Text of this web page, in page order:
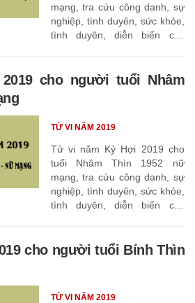
mạng, tra cứu công danh, sự
nghiệp, tình duyên, sức khỏe,
tình duyên, diễn biến các
cho người tuổi Nhâm
Tử vi năm Kỷ Hợi 2019 cho
tuổi Nhâm Thìn 1952 nữ
mạng, tra cứu công danh, sự
nghiệp, tình duyên, sức khỏe,
tình duyên, diễn biến các
TỬ VI NĂM 2019
cho người tuổi Bính Thìn
TỬ VI NĂM 2019